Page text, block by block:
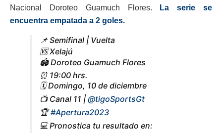
Nacional Doroteo Guamuch Flores.
La serie se
encuentra empatada a 2 goles.
📌 Semifinal | Vuelta
🆚 Xelajú
🏟 Doroteo Guamuch Flores
⏰ 19:00 hrs.
🗓 Domingo, 10 de diciembre
📺 Canal 11 | @tigoSportsGt
🏆#Apertura2023
💻 Pronostica tu resultado en: